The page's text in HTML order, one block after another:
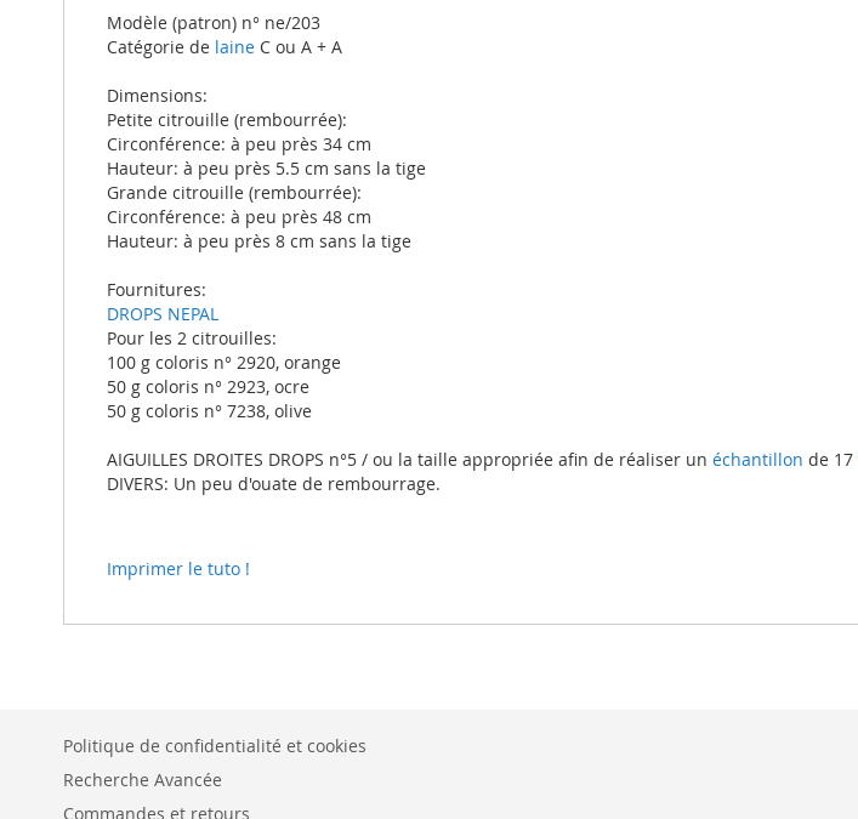
Modèle (patron) n° ne/203
Catégorie de laine C ou A + A
Dimensions:
Petite citrouille (rembourrée):
Circonférence: à peu près 34 cm
Hauteur: à peu près 5.5 cm sans la tige
Grande citrouille (rembourrée):
Circonférence: à peu près 48 cm
Hauteur: à peu près 8 cm sans la tige
Fournitures:
DROPS NEPAL
Pour les 2 citrouilles:
100 g coloris n° 2920, orange
50 g coloris n° 2923, ocre
50 g coloris n° 7238, olive
AIGUILLES DROITES DROPS n°5 / ou la taille appropriée afin de réaliser un échantillon de 17
DIVERS: Un peu d'ouate de rembourrage.
Imprimer le tuto !
Politique de confidentialité et cookies
Recherche Avancée
Commandes et retours